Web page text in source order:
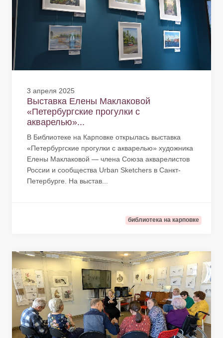
3 апреля 2025
Выставка Елены Маклаковой
«Петербургские прогулки с
акварелью»...
В Библиотеке на Карповке открылась выставка
«Петербургские прогулки с акварелью» художника
Елены Маклаковой — члена Союза акварелистов
России и сообщества Urban Sketchers в Санкт-
Петербурге. На выстав...
библиотека на карповке